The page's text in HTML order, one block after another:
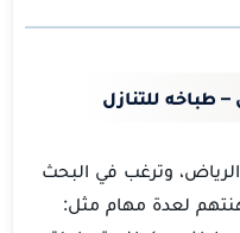
طباخه للتنازل
وترغب في البحث
لعدة مهام مثل: